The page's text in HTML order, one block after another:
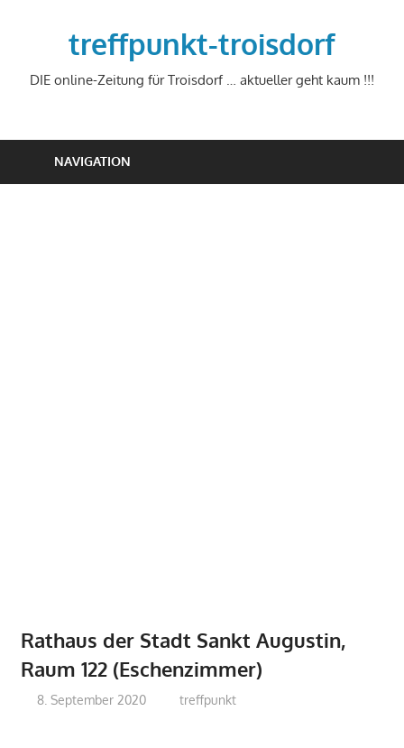
treffpunkt-troisdorf
DIE online-Zeitung für Troisdorf … aktueller geht kaum !!!
NAVIGATION
Rathaus der Stadt Sankt Augustin,
Raum 122 (Eschenzimmer)
8. September 2020 treffpunkt